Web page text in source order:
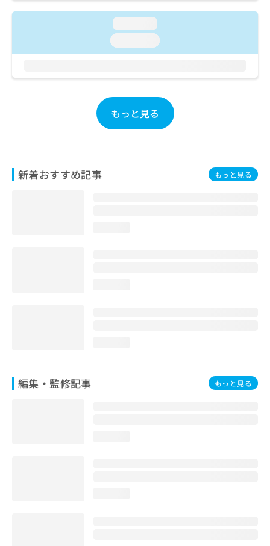
もっと見る
新着おすすめ記事 もっと見る
編集・監修記事 もっと見る
わ
は